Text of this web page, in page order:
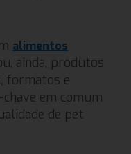
alimentos
ainda, produtos
formatos e
em comum
de pet